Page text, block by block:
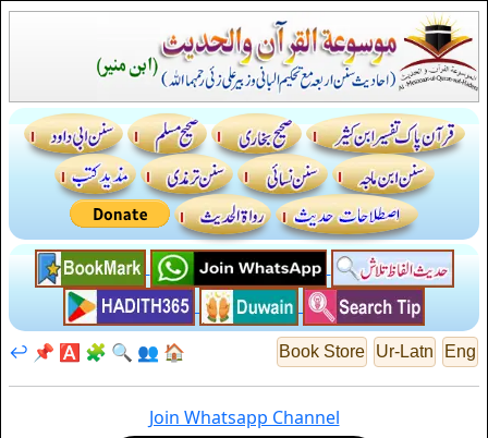
Eng
Ur-Latn
Book Store
🏠
👥
🔍
🧩
🅰️
📌
↩️
Join Whatsapp Channel